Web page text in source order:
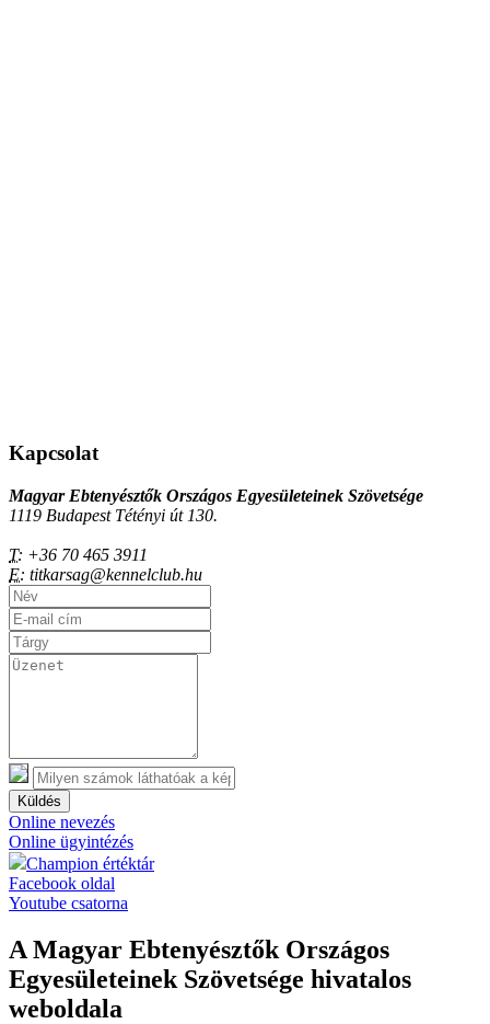
Kapcsolat
Magyar Ebtenyésztők Országos Egyesületeinek Szövetsége
1119 Budapest Tétényi út 130.
T: +36 70 465 3911
E: titkarsag@kennelclub.hu
Küldés
Online nevezés
Online ügyintézés
Champion értéktár
Facebook oldal
Youtube csatorna
A Magyar Ebtenyésztők Országos
Egyesületeinek Szövetsége hivatalos
weboldala